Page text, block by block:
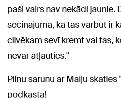
paši vairs nav nekādi jaunie.
secinājuma, ka tas varbūt ir
cilvēkam sevī kremt vai tas,
nevar atļauties."
Pilnu sarunu ar Maiju skaties
podkāstā!